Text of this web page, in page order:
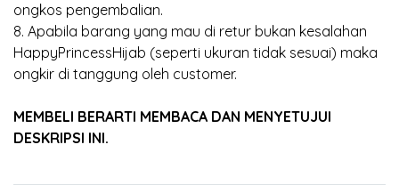
ongkos pengembalian.
8. Apabila barang yang mau di retur bukan kesalahan
HappyPrincessHijab (seperti ukuran tidak sesuai) maka
ongkir di tanggung oleh customer.
MEMBELI BERARTI MEMBACA DAN MENYETUJUI
DESKRIPSI INI.